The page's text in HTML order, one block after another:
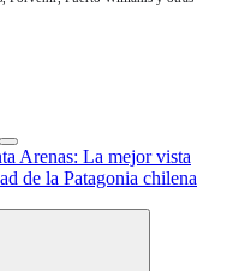
Arenas: La mejor vista
de la Patagonia chilena